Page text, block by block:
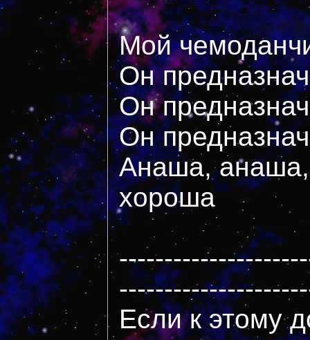
Мой
Он
Он
Он
Анаша,
хороша
Если к этому